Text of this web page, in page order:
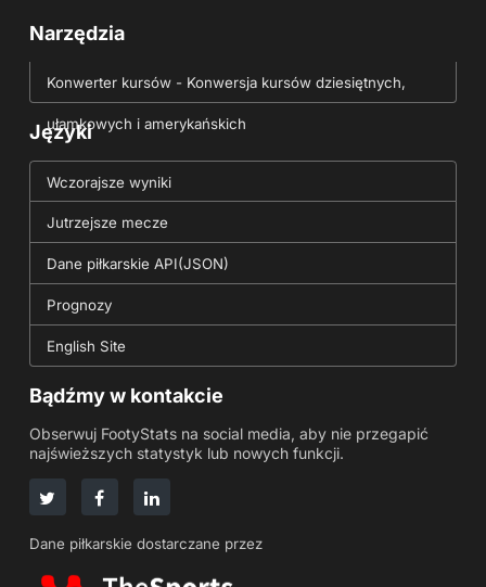
Narzędzia
Konwerter kursów - Konwersja kursów dziesiętnych,
ułamkowych i amerykańskich
Języki
Wczorajsze wyniki
Jutrzejsze mecze
Dane piłkarskie API(JSON)
Prognozy
English Site
Bądźmy w kontakcie
Obserwuj FootyStats na social media, aby nie przegapić
najświeższych statystyk lub nowych funkcji.
Dane piłkarskie dostarczane przez